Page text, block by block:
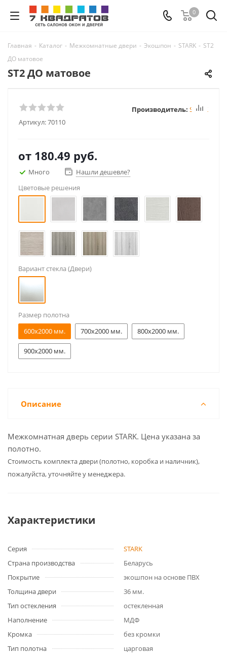
0
Главная - Каталог - Межкомнатные двери - Экошпон - STARK - ST2
ДО матовое
ST2 ДО матовое
Артикул:70110
Производитель: STARK
от 180.49 руб.
Много
Нашли дешевле?
Цветовые решения
Вариант стекла (Двери)
Размер полотна
600x2000 мм.
700x2000 мм. 800x2000 мм.
900x2000 мм.
Описание
Межкомнатная дверь серии STARK. Цена указана за
полотно.
Cтоимость комплекта двери (полотно, коробка и наличник),
пожалуйста, уточняйте у менеджера.
Характеристики
Серия
STARK
Страна производства
Беларусь
Покрытие
экошпон на основе ПВХ
Толщина двери
36 мм.
Тип остекления
остекленная
Наполнение
МДФ
Кромка
без кромки
Тип полотна
царговая